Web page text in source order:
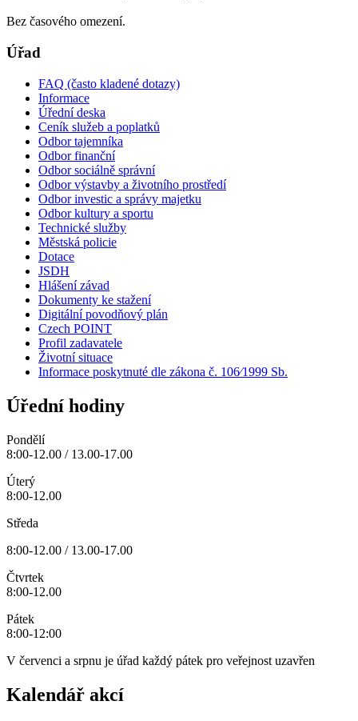
Bez časového omezení.
Úřad
FAQ (často kladené dotazy)
Informace
Úřední deska
Ceník služeb a poplatků
Odbor tajemníka
Odbor finanční
Odbor sociálně správní
Odbor výstavby a životního prostředí
Odbor investic a správy majetku
Odbor kultury a sportu
Technické služby
Městská policie
Dotace
JSDH
Hlášení závad
Dokumenty ke stažení
Digitální povodňový plán
Czech POINT
Profil zadavatele
Životní situace
Informace poskytnuté dle zákona č. 106⁄1999 Sb.
Úřední hodiny
Pondělí
8:00-12.00 / 13.00-17.00
Úterý
8:00-12.00
Středa
8:00-12.00 / 13.00-17.00
Čtvrtek
8:00-12.00
Pátek
8:00-12:00
V červenci a srpnu je úřad každý pátek pro veřejnost uzavřen
Kalendář akcí